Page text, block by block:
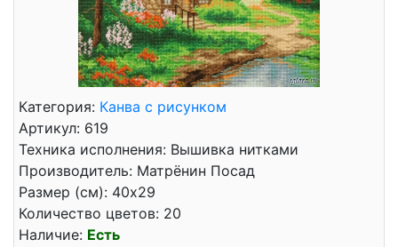
Категория: Канва с рисунком
Артикул: 619
Техника исполнения: Вышивка нитками
Производитель: Матрёнин Посад
Размер (см): 40x29
Количество цветов: 20
Наличие: Есть